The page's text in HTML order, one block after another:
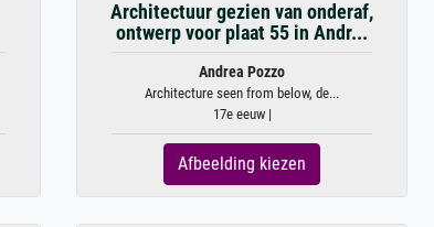
Architectuur gezien van onderaf,
ontwerp voor plaat 55 in Andr...
Andrea Pozzo
Architecture seen from below, de...
17e eeuw |
Afbeelding kiezen